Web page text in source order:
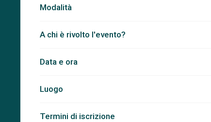
Modalità
A chi è rivolto l'evento?
Data e ora
Luogo
Termini di iscrizione